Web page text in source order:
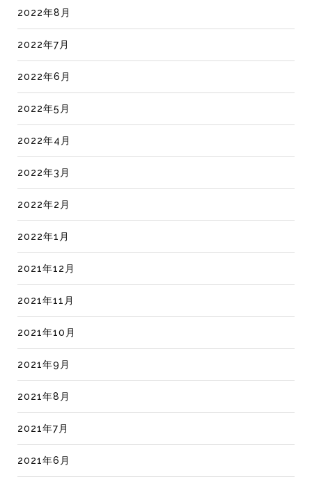
2022年8月
2022年7月
2022年6月
2022年5月
2022年4月
2022年3月
2022年2月
2022年1月
2021年12月
2021年11月
2021年10月
2021年9月
2021年8月
2021年7月
2021年6月